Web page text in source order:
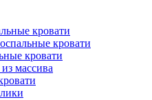
кровати
кровати
кровати
массива